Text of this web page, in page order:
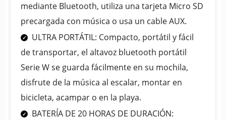
mediante Bluetooth, utiliza una tarjeta Micro SD
precargada con música o usa un cable AUX.
ULTRA PORTÁTIL: Compacto, portátil y fácil
de transportar, el altavoz bluetooth portátil
Serie W se guarda fácilmente en su mochila,
disfrute de la música al escalar, montar en
bicicleta, acampar o en la playa.
BATERÍA DE 20 HORAS DE DURACIÓN: